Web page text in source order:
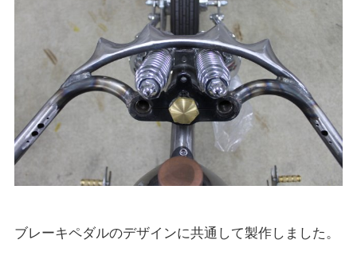
ブレーキペダルのデザインに共通して製作しました。